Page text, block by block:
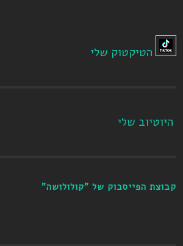
הטיקטוק שלי
היוטיוב שלי
קבוצת הפייסבוק של "קולולושה"